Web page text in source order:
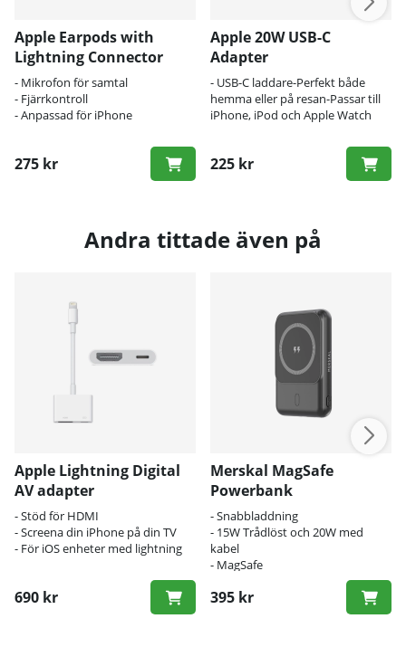
Apple Earpods with
Lightning Connector
- Mikrofon för samtal
- Fjärrkontroll
- Anpassad för iPhone
275 kr
Apple 20W USB-C
Adapter
- USB-C laddare-Perfekt både
hemma eller på resan-Passar till
iPhone, iPod och Apple Watch
225 kr
Andra tittade även på
Apple Lightning Digital
AV adapter
- Stöd för HDMI
- Screena din iPhone på din TV
- För iOS enheter med lightning
690 kr
Merskal MagSafe
Powerbank
- Snabbladdning
- 15W Trådlöst och 20W med
kabel
- MagSafe
395 kr